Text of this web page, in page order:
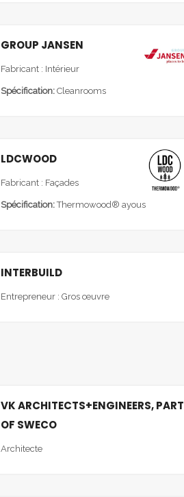
GROUP JANSEN
Fabricant : Intérieur
Spécification: Cleanrooms
LDCWOOD
Fabricant : Façades
Spécification:Thermowood® ayous
INTERBUILD
Entrepreneur : Gros œuvre
VK ARCHITECTS+ENGINEERS, PART
OF SWECO
Architecte